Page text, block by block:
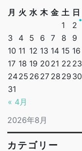
2026年8月
月 火 水 木 金 土 日
« 4月
1
2
3
4 5 6 7 8
9
10 11 12 13 14 15 16
17 18 19 20 21 22 23
2425 26 27 28 29 30
31
カテゴリー